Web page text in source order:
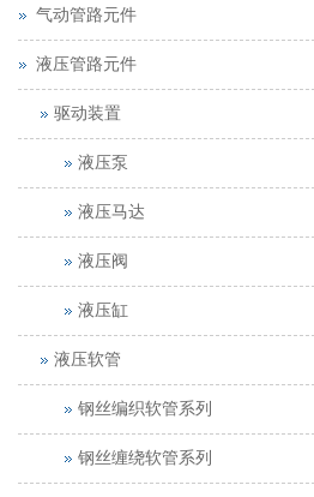
气动管路元件
液压管路元件
驱动装置
液压泵
液压马达
液压阀
液压缸
液压软管
钢丝编织软管系列
钢丝缠绕软管系列